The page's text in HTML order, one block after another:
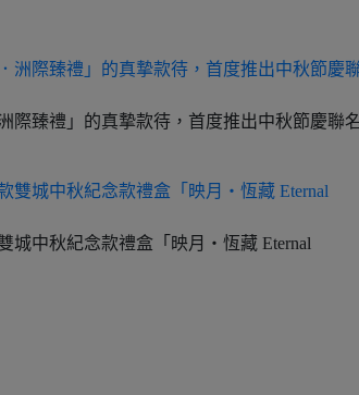
際臻禮」的真摯款待，首度推出中秋節慶聯
中秋紀念款禮盒「映月・恆藏 Eternal